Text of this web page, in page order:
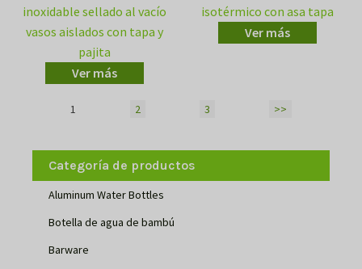
Categoría de productos
Aluminum Water Bottles
Botella de agua de bambú
Barware
inoxidable sellado al vacío
vasos aislados con tapa y
pajita
Ver más
isotérmico con asa tapa
Ver más
1 2 3 >>